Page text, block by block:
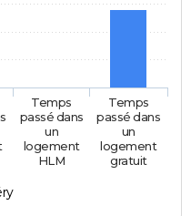
Temps
passé dans
un
logement
HLM
Temps
passé dans
un
logement
gratuit